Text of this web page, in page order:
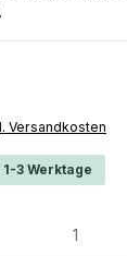
Versandkosten
3 Werktage
Gib den